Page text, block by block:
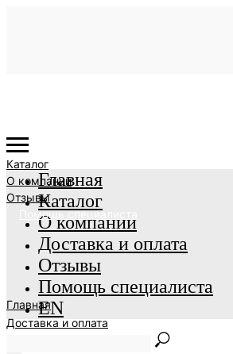
Каталог
О компании
Отзывы
Помощь специалиста
Главная
Доставка и оплата
Главная
Каталог
О компании
Доставка и оплата
Отзывы
Помощь специалиста
EN